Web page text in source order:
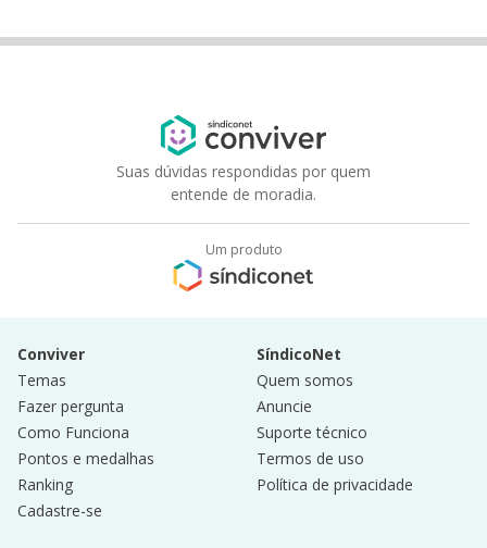
Suas dúvidas respondidas por quem
entende de moradia.
Um produto
Conviver
Temas
Fazer pergunta
Como Funciona
Pontos e medalhas
Ranking
Cadastre-se
SíndicoNet
Quem somos
Anuncie
Suporte técnico
Termos de uso
Política de privacidade